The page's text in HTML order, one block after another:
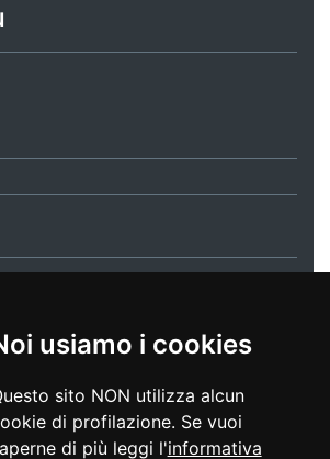
usiamo i cookies
sito NON utilizza alcun
di profilazione. Se vuoi
di più leggi l'informativa
trasparente